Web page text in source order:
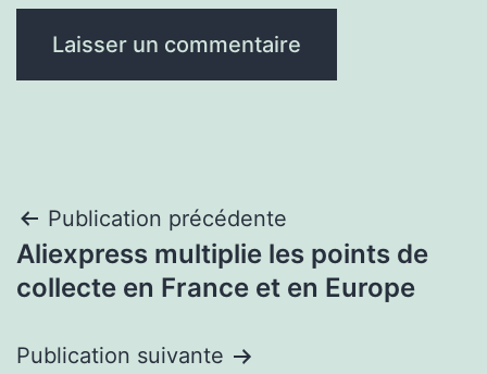
Navigation
de
Publication précédente
Aliexpress multiplie les points de
collecte en France et en Europe
Publication suivante